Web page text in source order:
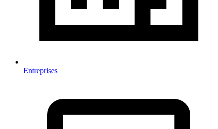
Entreprises